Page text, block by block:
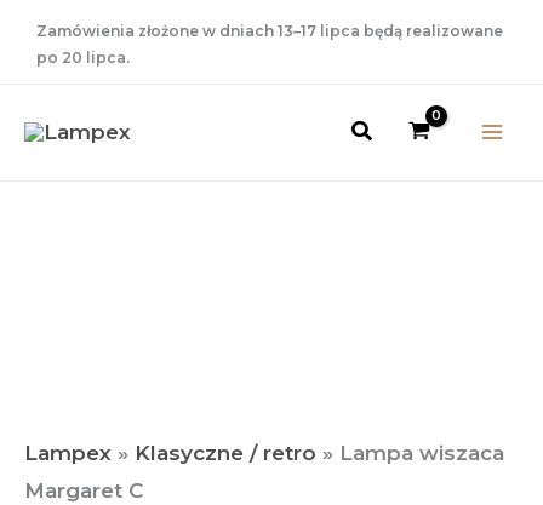
Zamówienia złożone w dniach 13–17 lipca będą realizowane
po 20 lipca.
Szukaj
Lampex » Klasyczne / retro » Lampa wiszaca
Margaret C